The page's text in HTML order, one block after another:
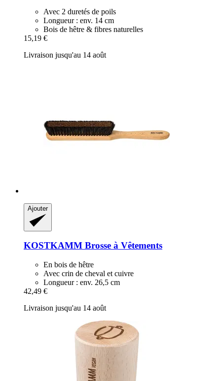
Avec 2 duretés de poils
Longueur : env. 14 cm
Bois de hêtre & fibres naturelles
15,19 €
Livraison jusqu'au 14 août
Ajouter
KOSTKAMM Brosse à Vêtements
En bois de hêtre
Avec crin de cheval et cuivre
Longueur : env. 26,5 cm
42,49 €
Livraison jusqu'au 14 août